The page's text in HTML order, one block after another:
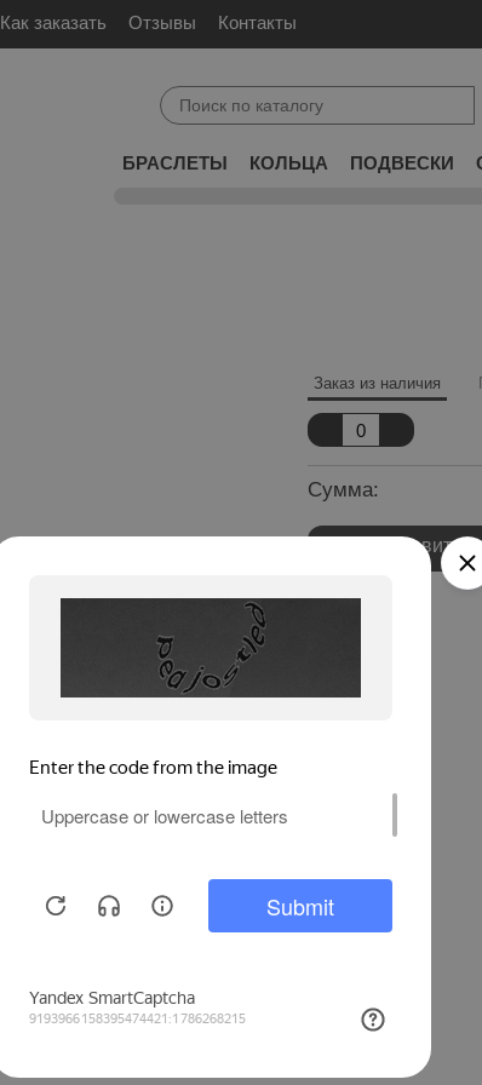
Как заказать Отзывы Контакты
БРАСЛЕТЫ КОЛЬЦА ПОДВЕСКИ
Заказ из наличия
Сумма:
Добавить